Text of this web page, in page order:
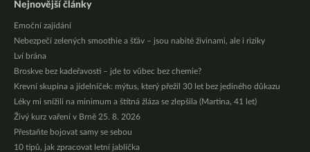
Nejnovější články
Emoční zajídání
Nebezpečí zelených smoothie a šťáv – jsou nabité živinami, ale i riziky
Lví brána
Broskve bez kadeřavosti – jde to vůbec bez chemie?
Krevní skupina a jídelníček: mýtus, který přežil 30 let bez jediného důkazu
Léky mi snížili na minimum a štítná žláza se zlepšila (Martina, 41 let)
Živý kurz vaření v Brně 25. 8. 2026
Přestaňte bojovat samy se sebou
10 tipů, jak zpracovat letní jablíčka